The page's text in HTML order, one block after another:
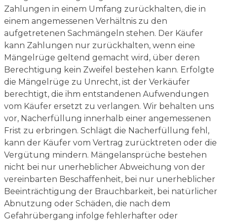
Zahlungen in einem Umfang zurückhalten, die in
einem angemessenen Verhältnis zu den
aufgetretenen Sachmängeln stehen. Der Käufer
kann Zahlungen nur zurückhalten, wenn eine
Mängelrüge geltend gemacht wird, über deren
Berechtigung kein Zweifel bestehen kann. Erfolgte
die Mängelrüge zu Unrecht, ist der Verkäufer
berechtigt, die ihm entstandenen Aufwendungen
vom Käufer ersetzt zu verlangen. Wir behalten uns
vor, Nacherfüllung innerhalb einer angemessenen
Frist zu erbringen. Schlägt die Nacherfüllung fehl,
kann der Käufer vom Vertrag zurücktreten oder die
Vergütung mindern. Mängelansprüche bestehen
nicht bei nur unerheblicher Abweichung von der
vereinbarten Beschaffenheit, bei nur unerheblicher
Beeinträchtigung der Brauchbarkeit, bei natürlicher
Abnutzung oder Schäden, die nach dem
Gefahrübergang infolge fehlerhafter oder